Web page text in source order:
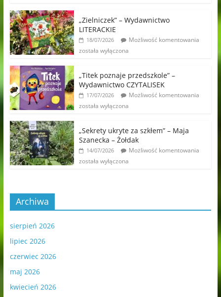
„Zielniczek” – Wydawnictwo
LITERACKIE
18/07/2026
Możliwość komentowania
została wyłączona
„Titek poznaje przedszkole” –
Wydawnictwo CZYTALISEK
17/07/2026
Możliwość komentowania
została wyłączona
„Sekrety ukryte za szkłem” – Maja
Szanecka – Żołdak
14/07/2026
Możliwość komentowania
została wyłączona
Archiwa
sierpień 2026
lipiec 2026
czerwiec 2026
maj 2026
kwiecień 2026